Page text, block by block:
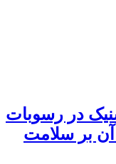
در رسوبات
آن بر سلامت